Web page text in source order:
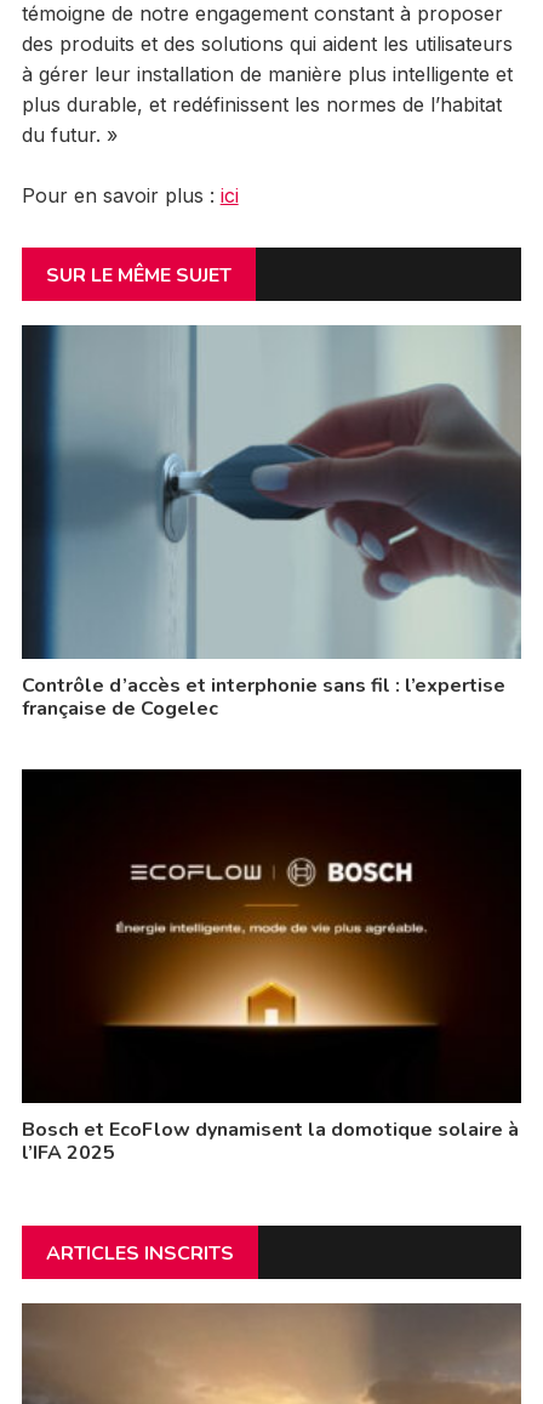
témoigne de notre engagement constant à proposer
des produits et des solutions qui aident les utilisateurs
à gérer leur installation de manière plus intelligente et
plus durable, et redéfinissent les normes de l’habitat
du futur. »
Pour en savoir plus : ici
SUR LE MÊME SUJET
Contrôle d’accès et interphonie sans fil : l’expertise
française de Cogelec
Bosch et EcoFlow dynamisent la domotique solaire à
l’IFA 2025
ARTICLES INSCRITS